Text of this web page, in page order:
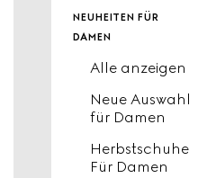
neuheiten für
damen
Alle anzeigen
Neue Auswahl
für Damen
Herbstschuhe
Für Damen